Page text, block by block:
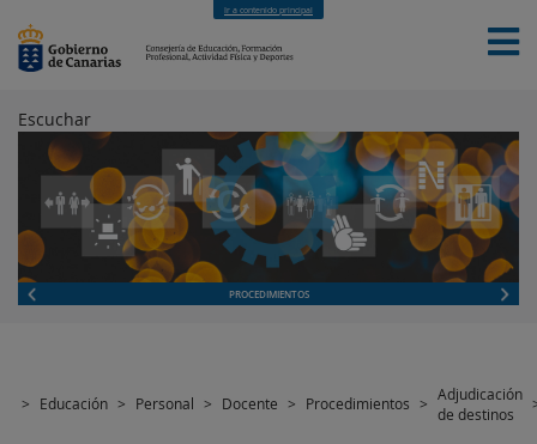
Ir a contenido principal
INICIO EDUCACIÓN
FORMACIÓN PROFESIONAL
CUALIFICACIONES PROFESIONALES
DEPORTES
CONTACTO
[INTRANET]
Escuchar
PROCEDIMIENTOS
> Educación > Personal > Docente > Procedimientos > Adjudicación
de destinos